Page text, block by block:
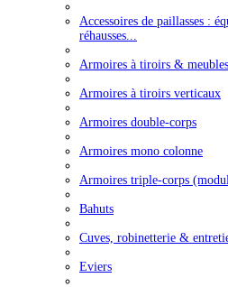
Accessoires de paillasses :
réhausses...
Armoires à tiroirs &
Armoires à tiroirs verticaux
Armoires double-corps
Armoires mono colonne
Armoires triple-corps
Bahuts
Cuves, robinetterie &
Eviers